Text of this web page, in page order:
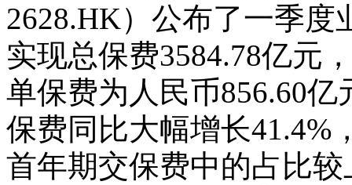
2628.HK）公布了一季
实现总保费3584.78亿元
单保费为人民币856.60
保费同比大幅增长41.4%
首年期交保费中的占比